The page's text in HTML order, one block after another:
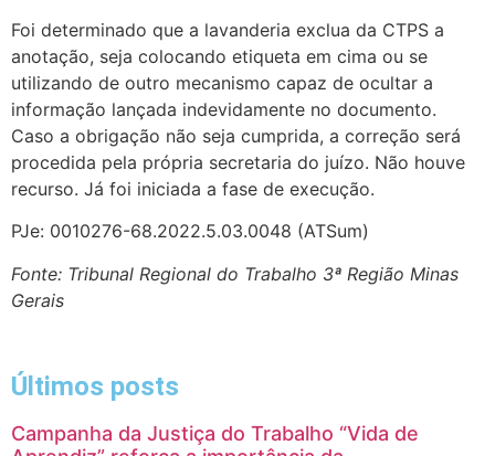
Foi determinado que a lavanderia exclua da CTPS a
anotação, seja colocando etiqueta em cima ou se
utilizando de outro mecanismo capaz de ocultar a
informação lançada indevidamente no documento.
Caso a obrigação não seja cumprida, a correção será
procedida pela própria secretaria do juízo. Não houve
recurso. Já foi iniciada a fase de execução.
PJe: 0010276-68.2022.5.03.0048 (ATSum)
Fonte: Tribunal Regional do Trabalho 3ª Região Minas
Gerais
Últimos posts
Campanha da Justiça do Trabalho “Vida de